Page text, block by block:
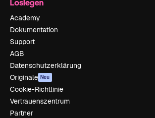
Loslegen
Academy
Dokumentation
Support
AGB
Datenschutzerklärung
Originale Neu
Cookie-Richtlinie
Vertrauenszentrum
Partner